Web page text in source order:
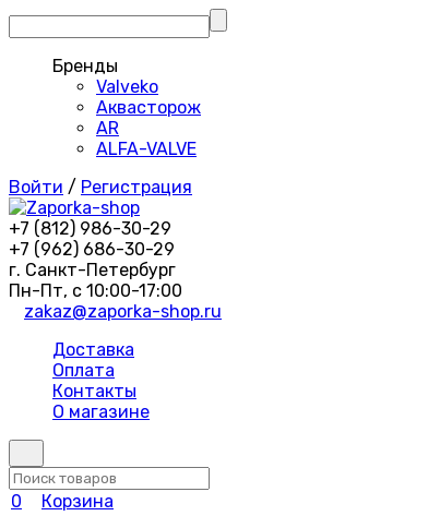
Бренды
Valveko
Аквасторож
AR
ALFA-VALVE
Войти / Регистрация
+7 (812) 986-30-29
+7 (962) 686-30-29
г. Санкт-Петербург
Пн-Пт, с 10:00-17:00
zakaz@zaporka-shop.ru
Доставка
Оплата
Контакты
О магазине
0
Корзина